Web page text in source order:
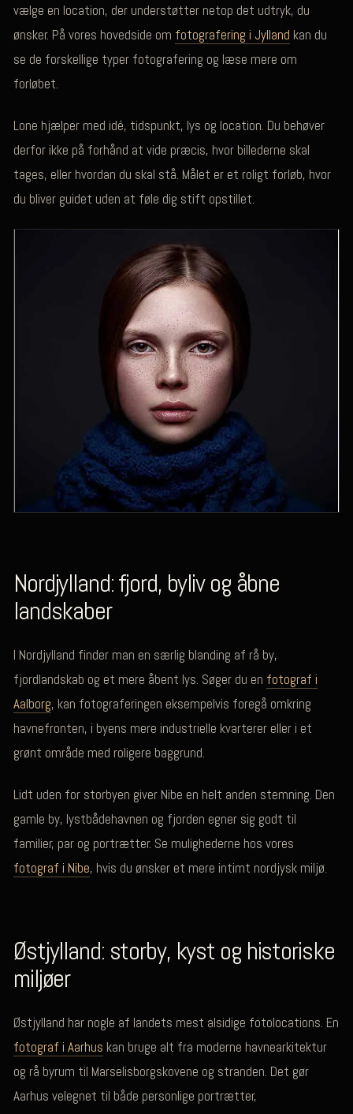
vælge en location, der understøtter netop det udtryk, du
ønsker. På vores hovedside om fotografering i Jylland kan du
se de forskellige typer fotografering og læse mere om
forløbet.
Lone hjælper med idé, tidspunkt, lys og location. Du behøver
derfor ikke på forhånd at vide præcis, hvor billederne skal
tages, eller hvordan du skal stå. Målet er et roligt forløb, hvor
du bliver guidet uden at føle dig stift opstillet.
Nordjylland: fjord, byliv og åbne
landskaber
I Nordjylland finder man en særlig blanding af rå by,
fjordlandskab og et mere åbent lys. Søger du en fotograf i
Aalborg, kan fotograferingen eksempelvis foregå omkring
havnefronten, i byens mere industrielle kvarterer eller i et
grønt område med roligere baggrund.
Lidt uden for storbyen giver Nibe en helt anden stemning. Den
gamle by, lystbådehavnen og fjorden egner sig godt til
familier, par og portrætter. Se mulighederne hos vores
fotograf i Nibe, hvis du ønsker et mere intimt nordjysk miljø.
Østjylland: storby, kyst og historiske
miljøer
Østjylland har nogle af landets mest alsidige fotolocations. En
fotograf i Aarhus kan bruge alt fra moderne havnearkitektur
og rå byrum til Marselisborgskovene og stranden. Det gør
Aarhus velegnet til både personlige portrætter,